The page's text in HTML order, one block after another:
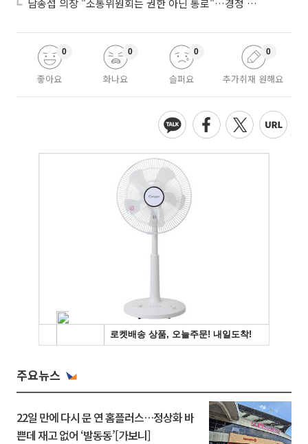
남종섭 의장 "소통위원회는 권한 아닌 통로"…경청 의회 만든다
좋아요
0
화나요
0
슬퍼요
0
추가취재 원해요
0
주요뉴스
22일 만에 다시 문 연 홈플러스…정상화 바
쁜데 재고 없어 ‘발동동’[가보니]